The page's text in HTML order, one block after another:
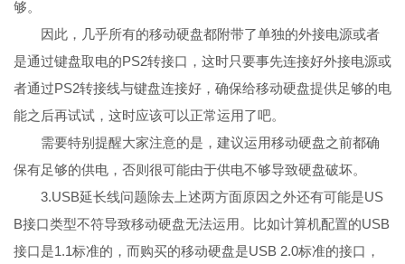
够。
因此，几乎所有的移动硬盘都附带了单独的外接电源或者
是通过键盘取电的PS2转接口，这时只要事先连接好外接电源或
者通过PS2转接线与键盘连接好，确保给移动硬盘提供足够的电
能之后再试试，这时应该可以正常运用了吧。
需要特别提醒大家注意的是，建议运用移动硬盘之前都确
保有足够的供电，否则很可能由于供电不够导致硬盘破坏。
3.USB延长线问题除去上述两方面原因之外还有可能是US
B接口类型不符导致移动硬盘无法运用。比如计算机配置的USB
接口是1.1标准的，而购买的移动硬盘是USB 2.0标准的接口，